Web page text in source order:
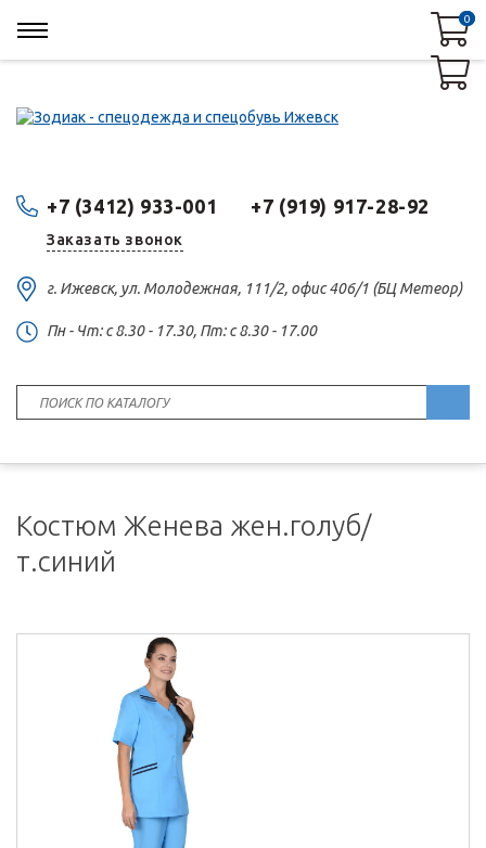
+7 (3412) 933-001 +7 (919) 917-28-92
Заказать звонок
г. Ижевск, ул. Молодежная, 111/2, офис 406/1 (БЦ Метеор)
Пн - Чт: c 8.30 - 17.30, Пт: c 8.30 - 17.00
0
0
Костюм Женева жен.голуб/
т.синий